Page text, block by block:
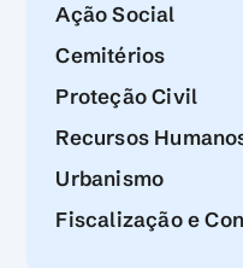
Ação Social
Cemitérios
Proteção Civil
Recursos
Urbanismo
Fiscalização e